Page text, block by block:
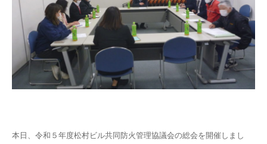
本日、令和５年度松村ビル共同防火管理協議会の総会を開催しまし
サステナビリティ
アクセスマップ